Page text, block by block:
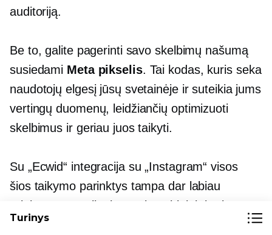
auditoriją.
Be to, galite pagerinti savo skelbimų našumą
susiedami Meta pikselis. Tai kodas, kuris seka
naudotojų elgesį jūsų svetainėje ir suteikia jums
vertingų duomenų, leidžiančių optimizuoti
skelbimus ir geriau juos taikyti.
Su „Ecwid“ integracija su „Instagram“ visos
šios taikymo parinktys tampa dar labiau
prieinamos. Galite lengvai pasirinkti, kuriuos
produktus reklamuoti Instagram tinkle ir
Turinys